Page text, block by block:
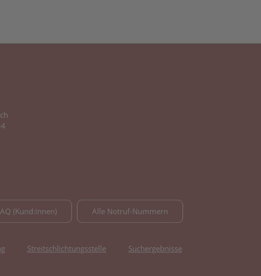
(Kund:innen) Alle Notruf-Nummern
Streitschlichtungsstelle Suchergebnisse